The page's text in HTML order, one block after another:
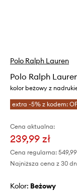
Polo Ralph Lauren
Polo Ralph
kolor beżowy z
extra -5% z kodem:
Cena aktualna:
239,99 zł
Cena regularna:
Najniższa cena z 30
Kolor: beżowy